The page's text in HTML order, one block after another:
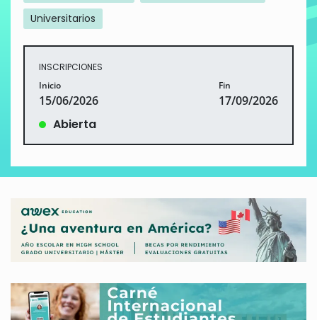
Universitarios
INSCRIPCIONES
Inicio
15/06/2026
Fin
17/09/2026
Abierta